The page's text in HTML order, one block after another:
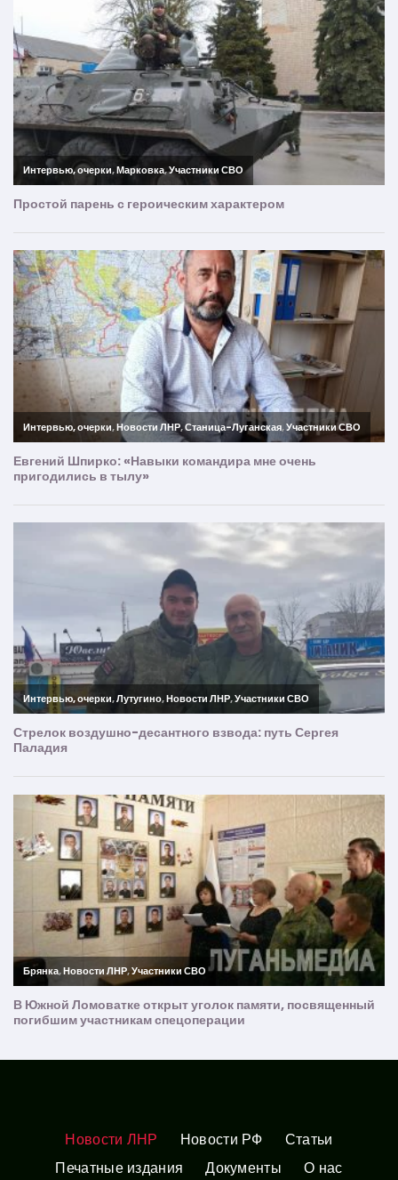
Новости ЛНР Новости РФ
Статьи
Печатные издания
Документы О нас